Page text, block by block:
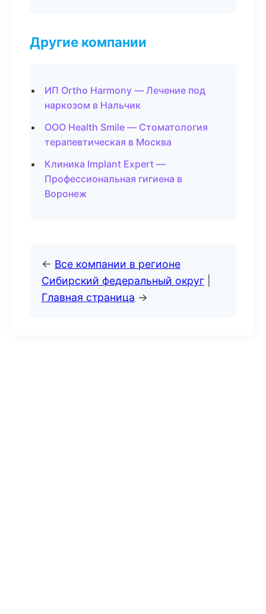
Другие компании
ИП Ortho Harmony — Лечение под
наркозом в Нальчик
ООО Health Smile — Стоматология
терапевтическая в Москва
Клиника Implant Expert —
Профессиональная гигиена в
Воронеж
← Все компании в регионе
Сибирский федеральный округ
Главная страница →